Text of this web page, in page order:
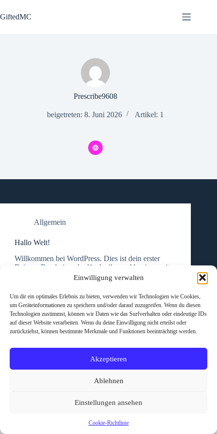
Einwilligung verwalten
Um dir ein optimales Erlebnis zu bieten, verwenden wir Technologien wie Cookies,
um Geräteinformationen zu speichern und/oder darauf zuzugreifen. Wenn du diesen
Technologien zustimmst, können wir Daten wie das Surfverhalten oder eindeutige IDs
auf dieser Website verarbeiten. Wenn du deine Einwilligung nicht erteilst oder
zurückziehst, können bestimmte Merkmale und Funktionen beeinträchtigt werden.
Akzeptieren
Ablehnen
Einstellungen ansehen
Cookie-Richtlinie
Inhalt
springen
GiftedMC
Prescribe9608
beigetreten: 8. Juni 2026 Artikel: 1
Allgemein
Hallo Welt!
Willkommen bei WordPress. Dies ist dein erster
Beitrag. Bearbeite oder lösche ihn und beginne mit
1 Kommentar
Copyright © 2026 - WordPress Theme von